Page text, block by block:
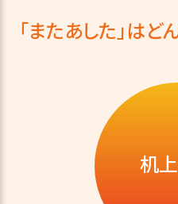
「またあした」は
机